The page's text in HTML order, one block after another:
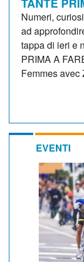
Numeri,
ad
tappa di ieri e
PRIMA A
Femmes avec
EVENTI